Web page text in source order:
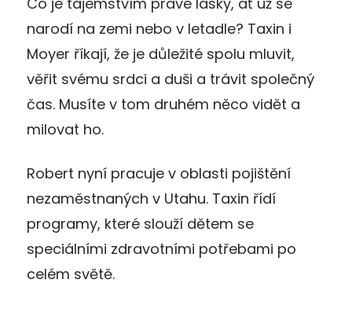
narodí na zemi nebo v letadle? Taxin i
Moyer říkají, že je důležité spolu mluvit,
věřit svému srdci a duši a trávit společný
čas. Musíte v tom druhém něco vidět a
milovat ho.
Robert nyní pracuje v oblasti pojištění
nezaměstnaných v Utahu. Taxin řídí
programy, které slouží dětem se
speciálními zdravotními potřebami po
celém světě.